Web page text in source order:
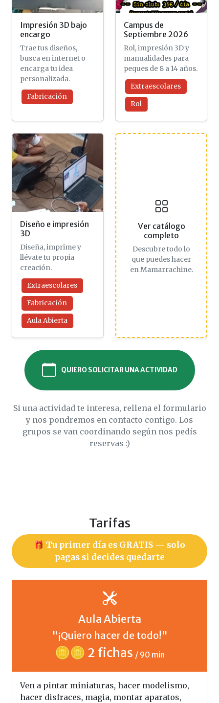
Impresión 3D bajo
encargo
Trae tus diseños,
busca en internet o
encarga tu idea
personalizada.
Fabricación
Campus de
Septiembre 2026
Rol, impresión 3D y
manualidades para
peques de 8 a 14 años.
Extraescolares
Rol
Diseño e impresión
3D
Diseña, imprime y
llévate tu propia
creación.
Extraescolares
Fabricación
Aula Abierta
Ver catálogo
completo
Descubre todo lo
que puedes hacer
en Mamarrachine.
QUIERO SOLICITAR UNA ACTIVIDAD
Si una actividad te interesa, rellena el formulario
y nos pondremos en contacto contigo. Los
grupos se van coordinando según nos pedís
reservas :)
Tarifas
🎁 Tu primer día es GRATIS — solo
pagas si decides quedarte
Aula Abierta
"¡Quiero hacer de todo!"
🪙🪙 2 fichas / 90 min
Ven a pintar miniaturas, hacer modelismo,
hacer disfraces, magia, montar aparatos,